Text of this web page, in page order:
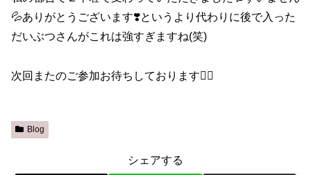
💦ありがとうございます❣️というより代わりに後で入った
だいぶつさんがこれは強すぎますね(笑)
次回またのご参加お待ちしております🙇‍♀️
Blog
シェアする